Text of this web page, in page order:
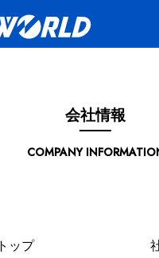
COMPANY
会社情報
トップ